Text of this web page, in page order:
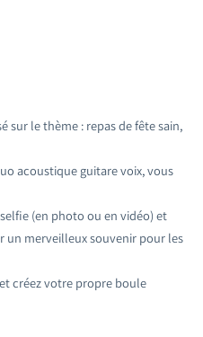
sur le thème : repas de fête sain,
acoustique guitare voix, vous
(en photo ou en vidéo) et
un merveilleux souvenir pour les
créez votre propre boule